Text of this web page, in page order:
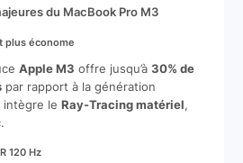
du MacBook Pro M3
plus économe
Apple M3 offre jusqu’à 30% de
par rapport à la génération
intègre le Ray-Tracing matériel,
120 Hz